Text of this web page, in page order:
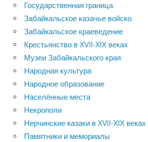
Государственная граница
Забайкальское казачье войско
Забайкальское краеведение
Крестьянство в XVII-XIX веках
Музеи Забайкальского края
Народная культура
Народное образование
Населённые места
Некрополи
Нерчинские казаки в XVII-XIX веках
Памятники и мемориалы